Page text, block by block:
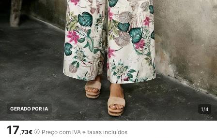
GERADO POR IA 1/4
17,73€ Preço com IVA e taxas incluídos